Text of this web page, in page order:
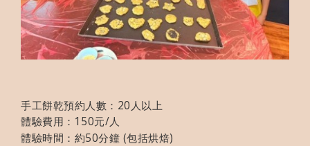
手工餅乾預約人數：20人以上
體驗費用：150元/人
體驗時間：約50分鐘 (包括烘焙)